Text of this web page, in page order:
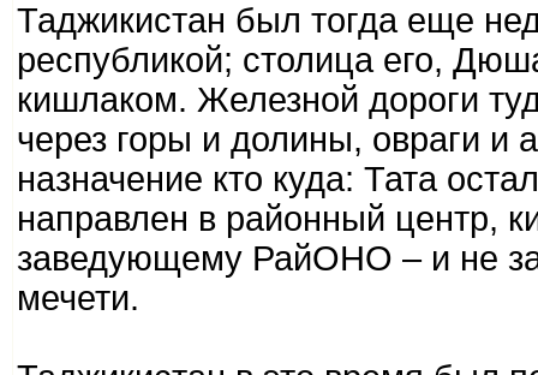
Таджикистан был тогда еще
республикой; столица его,
кишлаком. Железной дороги
через горы и долины, овраги и
назначение кто куда: Тата
направлен в районный центр,
заведующему РайОНО – и не
мечети.